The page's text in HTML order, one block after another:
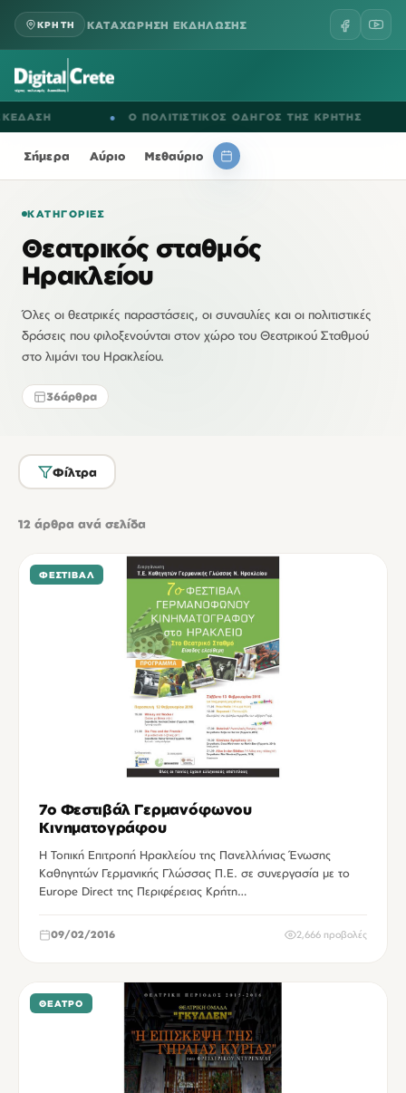
ΚΡΗΤΗ ΚΑΤΑΧΩΡΗΣΗ ΕΚΔΗΛΩΣΗΣ
Ο ΠΟΛΙΤΙΣΤΙΚΟΣ ΟΔΗΓΟΣ ΤΗΣ ΚΡΗΤΗΣ
Σήμερα Αύριο Μεθαύριο
ΚΑΤΗΓΟΡΊΕΣ
Θεατρικός σταθμός
Ηρακλείου
Όλες οι θεατρικές παραστάσεις, οι συναυλίες και οι πολιτιστικές
δράσεις που φιλοξενούνται στον χώρο του Θεατρικού Σταθμού
στο λιμάνι του Ηρακλείου.
36άρθρα
Φίλτρα
12 άρθρα ανά σελίδα
ΦΕΣΤΙΒΆΛ
7ο Φεστιβάλ Γερμανόφωνου
Κινηματογράφου
Η Τοπική Επιτροπή Ηρακλείου της Πανελλήνιας Ένωσης
Καθηγητών Γερμανικής Γλώσσας Π.Ε. σε συνεργασία με το
Europe Direct της Περιφέρειας Κρήτη…
09/02/2016 2,666 προβολές
ΘΈΑΤΡΟ